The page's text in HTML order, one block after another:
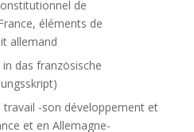
de
éléments de
allemand
in das französische
travail -son développement et
et en Allemagne-